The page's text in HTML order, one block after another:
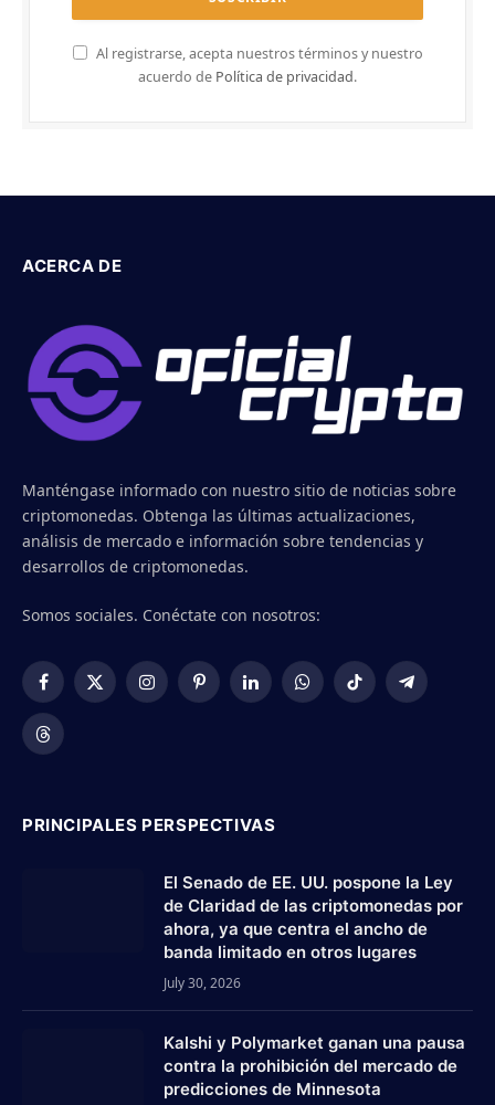
Al registrarse, acepta nuestros términos y nuestro
acuerdo de Política de privacidad.
ACERCA DE
Manténgase informado con nuestro sitio de noticias sobre
criptomonedas. Obtenga las últimas actualizaciones,
análisis de mercado e información sobre tendencias y
desarrollos de criptomonedas.
Somos sociales. Conéctate con nosotros:
Facebook
X
InstagramPinterestLinkedInWhatsApp
TikTok Telegram
Threads
PRINCIPALES PERSPECTIVAS
El Senado de EE. UU. pospone la Ley
de Claridad de las criptomonedas por
ahora, ya que centra el ancho de
banda limitado en otros lugares
July 30, 2026
Kalshi y Polymarket ganan una pausa
contra la prohibición del mercado de
predicciones de Minnesota